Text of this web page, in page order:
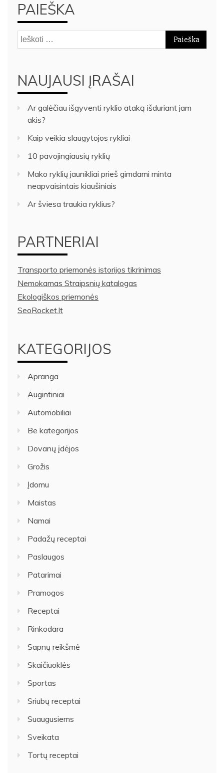
PAIEŠKA
Ieškoti:
NAUJAUSI ĮRAŠAI
Ar galėčiau išgyventi ryklio ataką išduriant jam
akis?
Kaip veikia slaugytojos rykliai
10 pavojingiausių ryklių
Mako ryklių jaunikliai prieš gimdami minta
neapvaisintais kiaušiniais
Ar šviesa traukia ryklius?
PARTNERIAI
Transporto priemonės istorijos tikrinimas
Nemokamas Straipsnių katalogas
Ekologiškos priemonės
SeoRocket.lt
KATEGORIJOS
Apranga
Augintiniai
Automobiliai
Be kategorijos
Dovanų įdėjos
Grožis
Įdomu
Maistas
Namai
Padažų receptai
Paslaugos
Patarimai
Pramogos
Receptai
Rinkodara
Sapnų reikšmė
Skaičiuoklės
Sportas
Sriubų receptai
Suaugusiems
Sveikata
Tortų receptai